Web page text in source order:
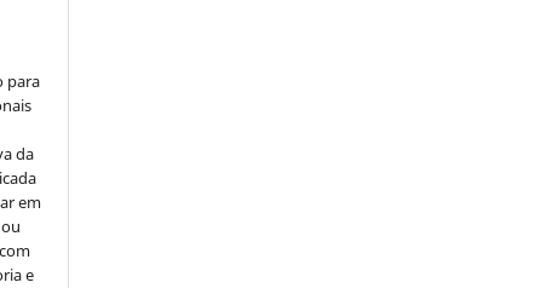
para
da
em
e